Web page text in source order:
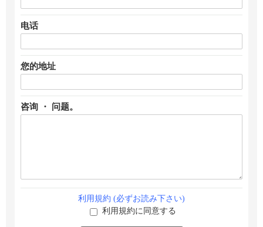
电话
您的地址
咨询 ・ 问题。
利用規約 (必ずお読み下さい)
利用規約に同意する